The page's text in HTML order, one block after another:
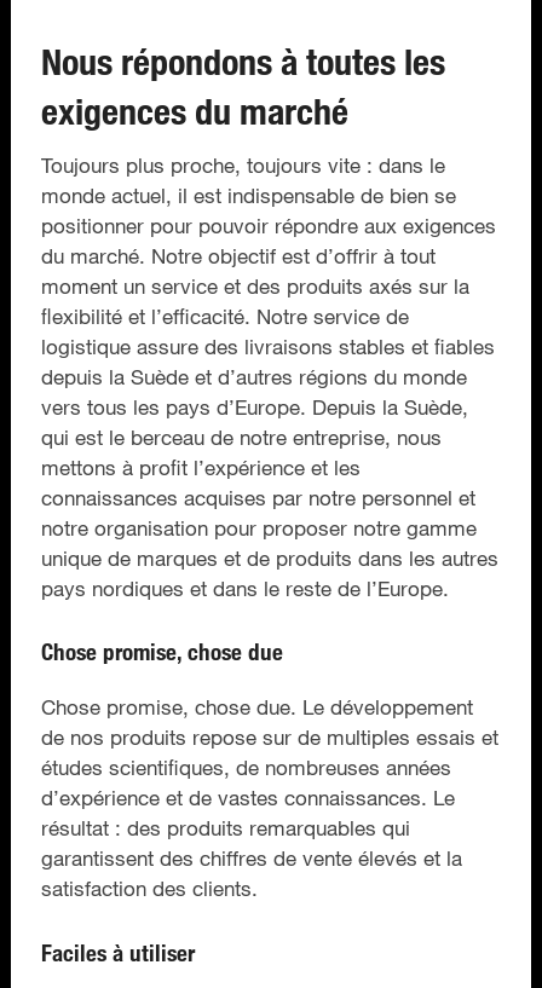
Nous répondons à toutes les
exigences du marché
Toujours plus proche, toujours vite : dans le
monde actuel, il est indispensable de bien se
positionner pour pouvoir répondre aux exigences
du marché. Notre objectif est d’offrir à tout
moment un service et des produits axés sur la
ﬂexibilité et l’efﬁcacité. Notre service de
logistique assure des livraisons stables et ﬁables
depuis la Suède et d’autres régions du monde
vers tous les pays d’Europe. Depuis la Suède,
qui est le berceau de notre entreprise, nous
mettons à proﬁt l’expérience et les
connaissances acquises par notre personnel et
notre organisation pour proposer notre gamme
unique de marques et de produits dans les autres
pays nordiques et dans le reste de l’Europe.
Chose promise, chose due
Chose promise, chose due. Le développement
de nos produits repose sur de multiples essais et
études scientiﬁques, de nombreuses années
d’expérience et de vastes connaissances. Le
résultat : des produits remarquables qui
garantissent des chiffres de vente élevés et la
satisfaction des clients.
Faciles à utiliser